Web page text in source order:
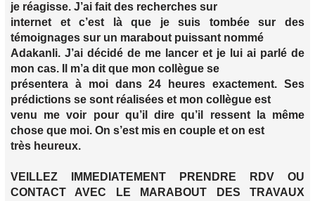
je réagisse. J’ai fait des recherches sur
internet et c’est là que je suis tombée sur des
témoignages sur un marabout puissant nommé
Adakanli. J’ai décidé de me lancer et je lui ai parlé de
mon cas. Il m’a dit que mon collègue se
présentera à moi dans 24 heures exactement. Ses
prédictions se sont réalisées et mon collègue est
venu me voir pour qu’il dire qu’il ressent la même
chose que moi. On s’est mis en couple et on est
très heureux.
VEILLEZ IMMEDIATEMENT PRENDRE RDV OU
CONTACT AVEC LE MARABOUT DES TRAVAUX